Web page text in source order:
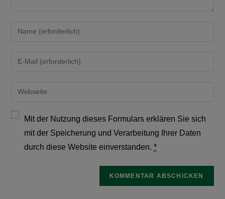
Mit der Nutzung dieses Formulars erklären Sie sich
mit der Speicherung und Verarbeitung Ihrer Daten
durch diese Website einverstanden.*